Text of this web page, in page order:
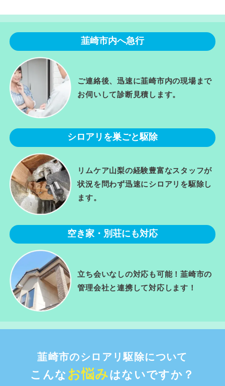
韮崎市内へ急行
ご連絡後、迅速に韮崎市内の現場まで
お伺いして診断見積します。
シロアリを巣ごと駆除
リムケア山梨の経験豊富なスタッフが
状況を問わず迅速にシロアリを駆除し
ます。
空き家・別荘にも対応
立ち会いなしの対応も可能！韮崎市の
管理会社と連携して対応します！
韮崎市のシロアリ駆除について
こんな お悩みはないですか？